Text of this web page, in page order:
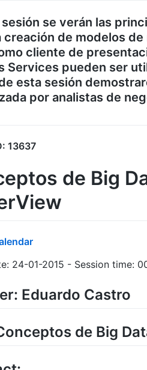
sesión se verán las
creación de modelos
cliente de
Services pueden ser
esta sesión
por analistas de
13637
de Big
24-01-2015 - Session time:
Eduardo Castro
de Big